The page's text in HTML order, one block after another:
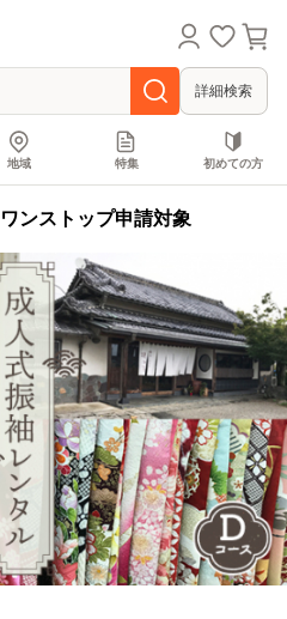
詳細検索
地域 特集 初めての方
ンストップ申請対象